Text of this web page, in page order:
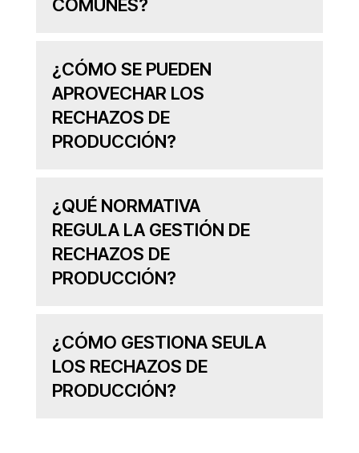
COMUNES?
¿CÓMO SE PUEDEN
APROVECHAR LOS
RECHAZOS DE
PRODUCCIÓN?
¿QUÉ NORMATIVA
REGULA LA GESTIÓN DE
RECHAZOS DE
PRODUCCIÓN?
¿CÓMO GESTIONA SEULA
LOS RECHAZOS DE
PRODUCCIÓN?